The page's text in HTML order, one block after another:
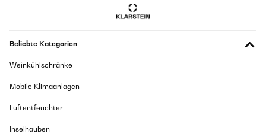
Beliebte Kategorien
Weinkühlschränke
Mobile Klimaanlagen
Luftentfeuchter
Inselhauben